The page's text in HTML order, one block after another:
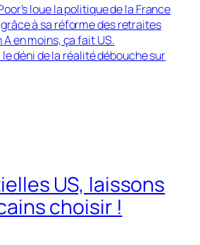
loue la politique de la France
à sa réforme des retraites
A en moins, ça fait US.
déni de la réalité débouche sur
US, laissons
choisir !